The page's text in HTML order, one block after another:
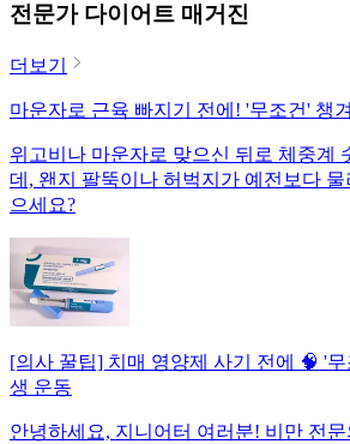
전문가 다이어트 매거진
더보기
마운자로 근육 빠지기 전에! '무조건' 챙
위고비나 마운자로 맞으신 뒤로 체중계
데, 왠지 팔뚝이나 허벅지가 예전보다
으세요?
[의사 꿀팁] 치매 영양제 사기 전에 🧠 '
생 운동
안녕하세요, 지니어터 여러분! 비만 전문